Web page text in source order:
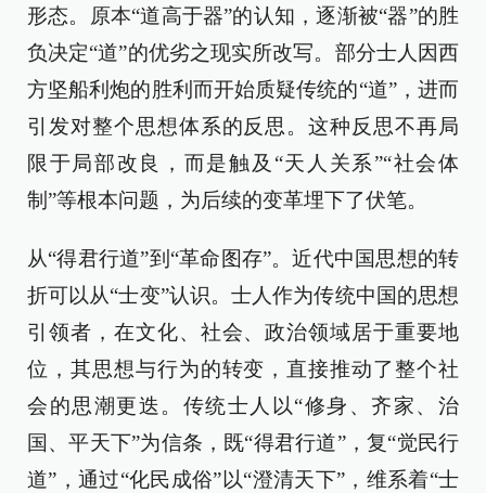
形态。原本“道高于器”的认知，逐渐被“器”的胜
负决定“道”的优劣之现实所改写。部分士人因西
方坚船利炮的胜利而开始质疑传统的“道”，进而
引发对整个思想体系的反思。这种反思不再局
限于局部改良，而是触及“天人关系”“社会体
制”等根本问题，为后续的变革埋下了伏笔。
从“得君行道”到“革命图存”。近代中国思想的转
折可以从“士变”认识。士人作为传统中国的思想
引领者，在文化、社会、政治领域居于重要地
位，其思想与行为的转变，直接推动了整个社
会的思潮更迭。传统士人以“修身、齐家、治
国、平天下”为信条，既“得君行道”，复“觉民行
道”，通过“化民成俗”以“澄清天下”，维系着“士